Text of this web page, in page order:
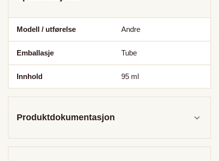
Modell / utførelse Andre
Emballasje Tube
Innhold 95 ml
Produktdokumentasjon